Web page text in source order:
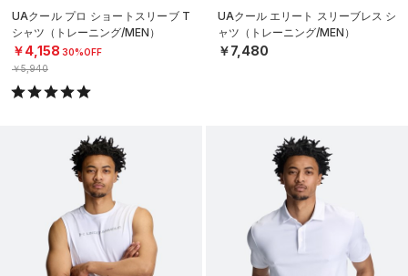
UAクール プロ ショートスリーブ T
シャツ（トレーニング/MEN）
￥4,158 30%OFF
￥5,940
UAクール エリート スリーブレス シ
ャツ（トレーニング/MEN）
￥7,480